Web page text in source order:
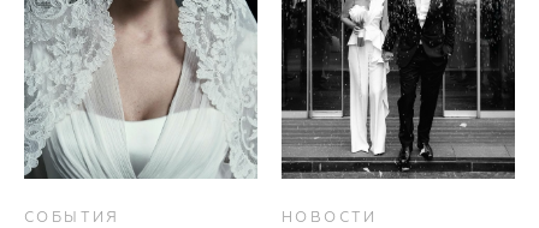
СОБЫТИЯ НОВОСТИ